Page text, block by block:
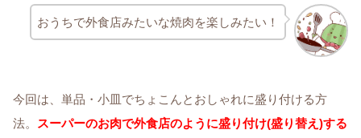
おうちで外食店みたいな焼肉を楽しみたい！
今回は、単品・小皿でちょこんとおしゃれに盛り付ける方
法。
スーパーのお肉で外食店のように盛り付け(盛り替え)する